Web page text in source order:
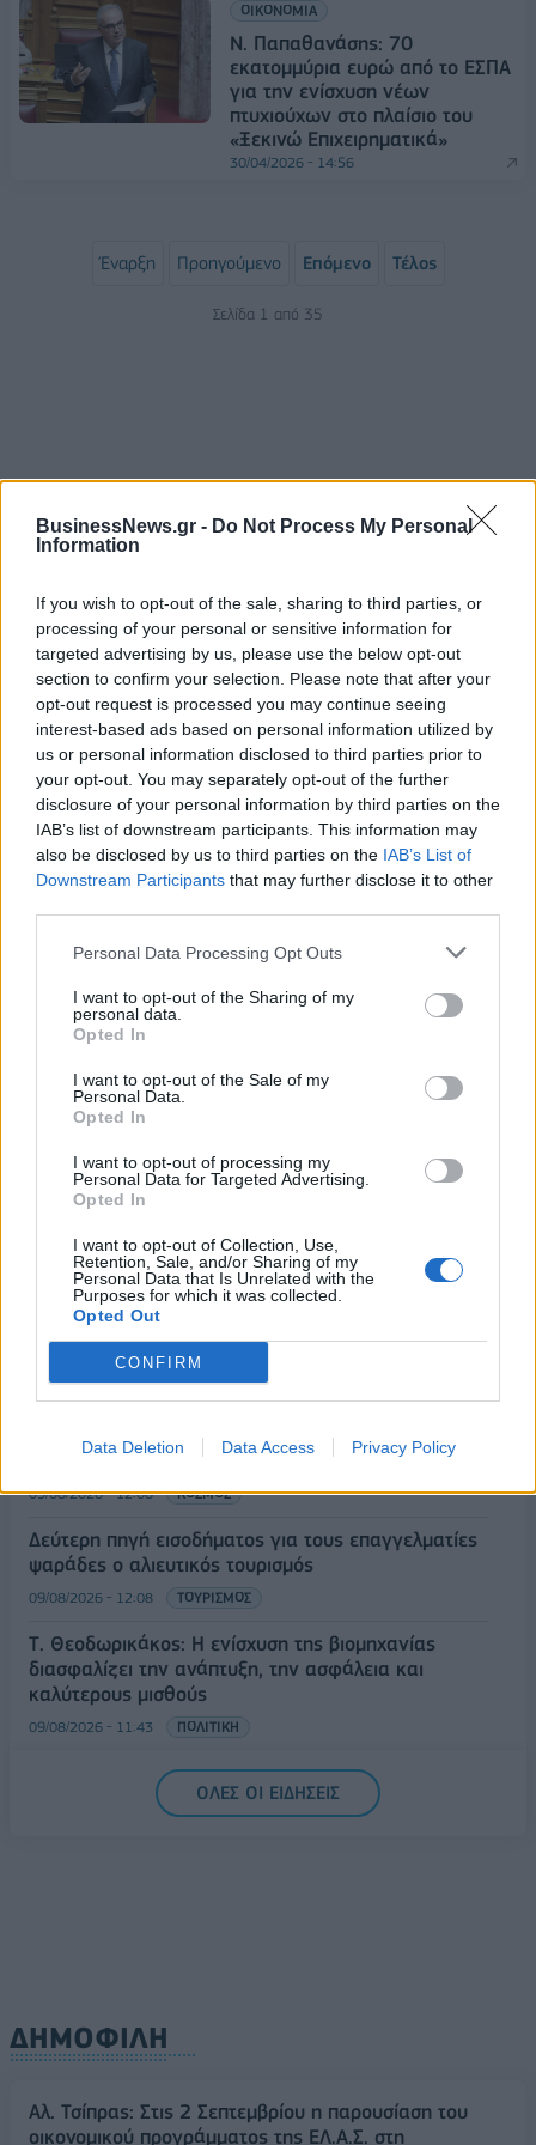
BusinessNews.gr - Do Not Process My Personal
Information
If you wish to opt-out of the sale, sharing to third parties, or
processing of your personal or sensitive information for
targeted advertising by us, please use the below opt-out
section to confirm your selection. Please note that after your
opt-out request is processed you may continue seeing
interest-based ads based on personal information utilized by
us or personal information disclosed to third parties prior to
your opt-out. You may separately opt-out of the further
disclosure of your personal information by third parties on the
IAB’s list of downstream participants. This information may
also be disclosed by us to third parties on the IAB’s List of
Downstream Participants that may further disclose it to other
Personal Data Processing Opt Outs
I want to opt-out of the Sharing of my
personal data.
Opted In
I want to opt-out of the Sale of my
Personal Data.
Opted In
I want to opt-out of processing my
Personal Data for Targeted Advertising.
Opted In
I want to opt-out of Collection, Use,
Retention, Sale, and/or Sharing of my
Personal Data that Is Unrelated with the
Purposes for which it was collected.
Opted Out
CONFIRM
Data Deletion Data Access Privacy Policy
ΟΙΚΟΝΟΜΙΑ
Ν. Παπαθανάσης: 70
εκατομμύρια ευρώ από το ΕΣΠΑ
για την ενίσχυση νέων
πτυχιούχων στο πλαίσιο του
«Ξεκινώ Επιχειρηματικά»
30/04/2026 - 14:56
Έναρξη Προηγούμενο Επόμενο Τέλος
Σελίδα 1 από 35
ΡΟΗ ΕΙΔΗΣΕΩΝ
Π. Μαρινάκης: «Το δημογραφικό δεν μπορεί να
περιμένει»
Ε. Τουρνάς: Πάνω από 400 πυρκαγιές σε δέκα
ημέρες - Σε επιφυλακή ο κρατικός μηχανισμός
09/08/2026 - 14:17 ΠΟΛΙΤΙΚΗ
Εξαγωγές: Η Ελλάδα κερδίζει τους Ευρωπαίους
ανταγωνιστές – Άνοδος μεριδίων σε 9 από 11
κλάδους (Εθνική Τράπεζα)
Προς εκτύπωση το πολλαπλό βιβλίο - «Σύγχρονο
εκπαιδευτικό υλικό, τόσο σε έντυπη όσο και σε
ηλεκτρονική μορφή»
09/08/2026 - 13:24 ΕΛΛΑΔΑ
Γερμανία: Το Βερολίνο θα επεκτείνει την έρευνα για
την ασφάλεια από τα drones μετά το περιστατικό σε
αεροδρόμιο
09/08/2026 - 12:57 ΚΟΣΜΟΣ
Αυξημένη η επιβατική κίνηση από το λιμάνι του
Πειραιά – Περίπου 60.000 ταξίδεψαν Παρασκευή
και Σάββατο
09/08/2026 - 12:33 ΕΛΛΑΔΑ
Ελλήνων και Γάλλων πυροσβεστών από τα πύρινα
μέτωπα
09/08/2026 - 12:08 ΚΟΣΜΟΣ
Δεύτερη πηγή εισοδήματος για τους επαγγελματίες
ψαράδες ο αλιευτικός τουρισμός
09/08/2026 - 12:08 ΤΟΥΡΙΣΜΟΣ
Τ. Θεοδωρικάκος: Η ενίσχυση της βιομηχανίας
διασφαλίζει την ανάπτυξη, την ασφάλεια και
καλύτερους μισθούς
09/08/2026 - 11:43 ΠΟΛΙΤΙΚΗ
Υπ. Μεταφορών: Οριστική λύση στο ζήτημα των
πινακίδων κυκλοφορίας - Τέλος στις χρονοβόρες
ΟΛΕΣ ΟΙ ΕΙΔΗΣΕΙΣ
ΔΗΜΟΦΙΛΗ
Αλ. Τσίπρας: Στις 2 Σεπτεμβρίου η παρουσίαση του
οικονομικού προγράμματος της ΕΛ.Α.Σ. στη